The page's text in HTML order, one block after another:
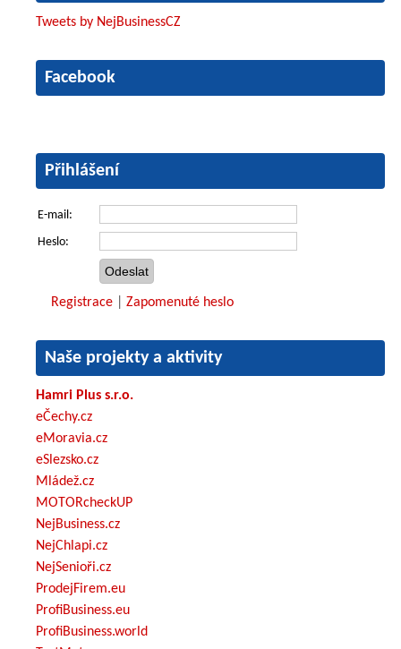
Tweets by NejBusinessCZ
Facebook
Přihlášení
E-mail:
Heslo:
Registrace Zapomenuté heslo
Naše projekty a aktivity
Hamri Plus s.r.o.
eČechy.cz
eMoravia.cz
eSlezsko.cz
Mládež.cz
MOTORcheckUP
NejBusiness.cz
NejChlapi.cz
NejSenioři.cz
ProdejFirem.eu
ProfiBusiness.eu
ProfiBusiness.world